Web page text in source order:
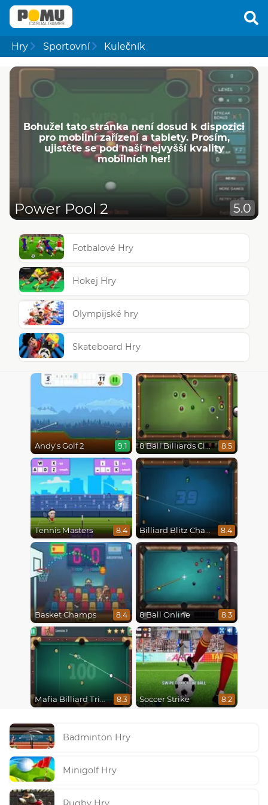
Hry Sportovní Kulečník
Bohužel tato stránka není dosud k dispozici
pro mobilní zařízení a tablety. Prosím,
ujistěte se pod naší nejvyšší kvality
mobilních her!
Power Pool 2 5.0
Fotbalové Hry
Hokej Hry
Olympijské hry
Skateboard Hry
Andy's Golf 2 9.1 8 Ball Billiards Classic 8.5
Tennis Masters 8.4 Billiard Blitz Challenge 8.4
Basket Champs 8.4 8 Ball Online 8.3
Mafia Billiard Tricks 8.3 Soccer Strike 8.2
Badminton Hry
Minigolf Hry